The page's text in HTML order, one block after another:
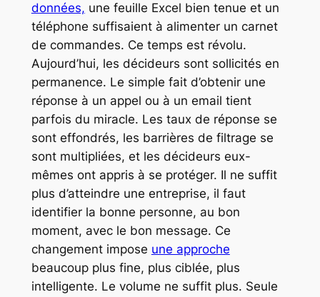
données, une feuille Excel bien tenue et un
téléphone suffisaient à alimenter un carnet
de commandes. Ce temps est révolu.
Aujourd’hui, les décideurs sont sollicités en
permanence. Le simple fait d’obtenir une
réponse à un appel ou à un email tient
parfois du miracle. Les taux de réponse se
sont effondrés, les barrières de filtrage se
sont multipliées, et les décideurs eux-
mêmes ont appris à se protéger. Il ne suffit
plus d’atteindre une entreprise, il faut
identifier la bonne personne, au bon
moment, avec le bon message. Ce
changement impose une approche
beaucoup plus fine, plus ciblée, plus
intelligente. Le volume ne suffit plus. Seule